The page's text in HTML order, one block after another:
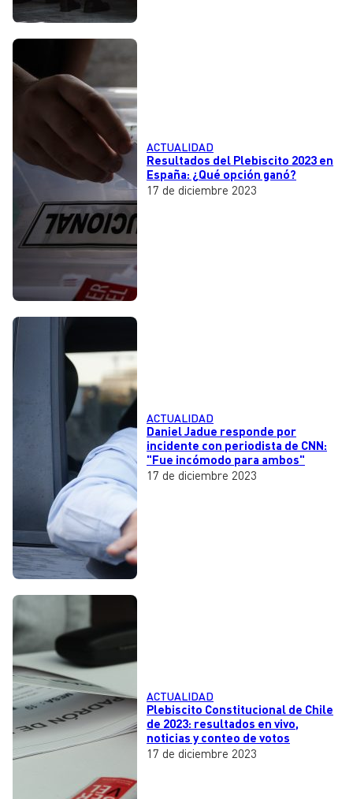
ACTUALIDAD
Resultados del Plebiscito 2023 en
España: ¿Qué opción ganó?
17 de diciembre 2023
ACTUALIDAD
Daniel Jadue responde por
incidente con periodista de CNN:
"Fue incómodo para ambos"
17 de diciembre 2023
ACTUALIDAD
Plebiscito Constitucional de Chile
de 2023: resultados en vivo,
noticias y conteo de votos
17 de diciembre 2023